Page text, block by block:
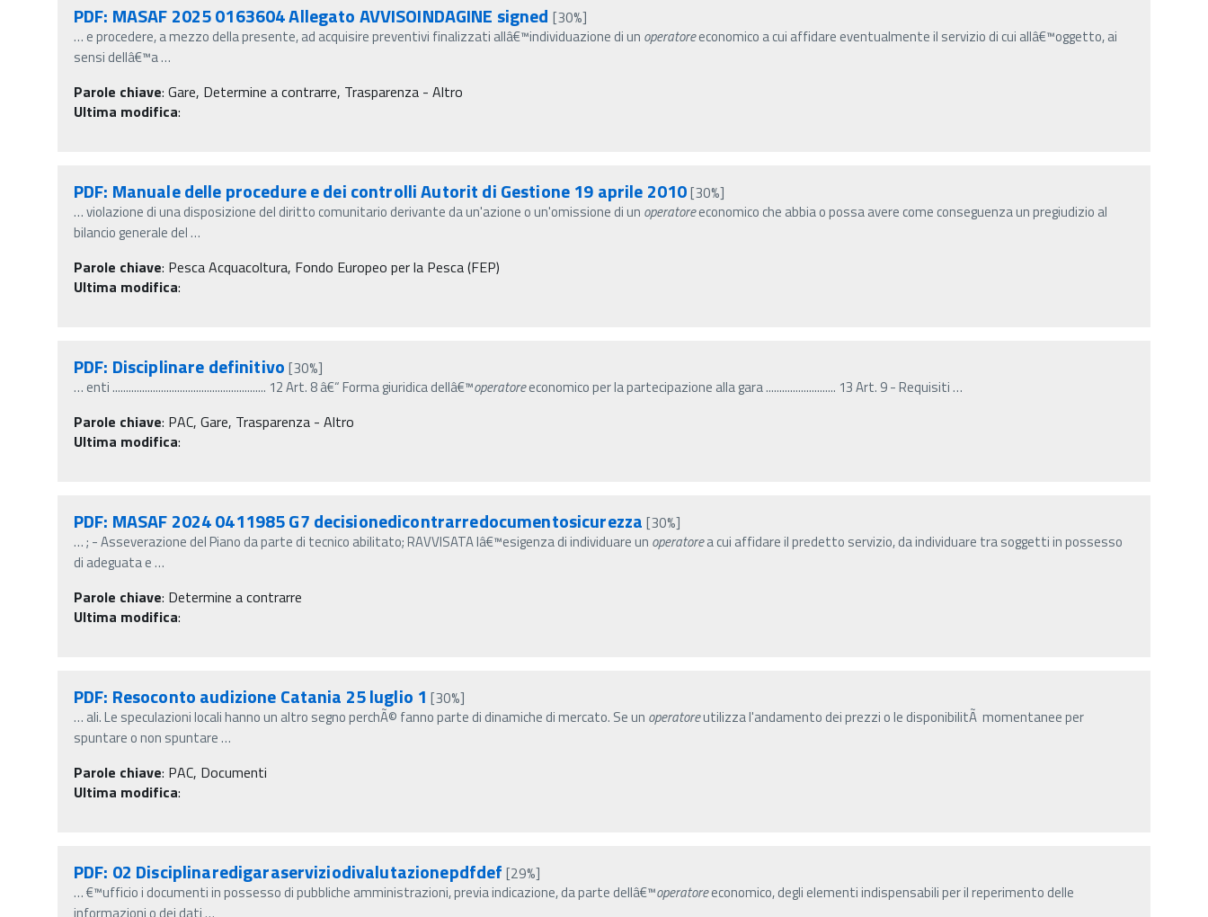
PDF: MASAF 2025 0163604 Allegato AVVISOINDAGINE signed [30%]
… e procedere, a mezzo della presente, ad acquisire preventivi finalizzati allâ€™individuazione di un operatoreeconomico a cui affidare eventualmente il servizio di cui allâ€™oggetto, ai
sensi dellâ€™a…
Parole chiave: Gare, Determine a contrarre, Trasparenza - Altro
Ultima modifica:
PDF: Manuale delle procedure e dei controlli Autorit di Gestione 19 aprile 2010[30%]
…violazione di una disposizione del diritto comunitario derivante da un'azione o un'omissione di un operatoreeconomico che abbia o possa avere come conseguenza un pregiudizio al
bilancio generale del…
Parole chiave: Pesca Acquacoltura, Fondo Europeo per la Pesca (FEP)
Ultima modifica:
PDF: Disciplinare definitivo [30%]
… enti ......................................................... 12 Art. 8 â€“ Forma giuridica dellâ€™operatoreeconomico per la partecipazione alla gara .......................... 13 Art. 9 - Requisiti…
Parole chiave: PAC, Gare, Trasparenza - Altro
Ultima modifica:
PDF: MASAF 2024 0411985 G7 decisionedicontrarredocumentosicurezza [30%]
…; - Asseverazione del Piano da parte di tecnico abilitato; RAVVISATA lâ€™esigenza di individuare un operatorea cui affidare il predetto servizio, da individuare tra soggetti in possesso
di adeguata e…
Parole chiave: Determine a contrarre
Ultima modifica:
PDF: Resoconto audizione Catania 25 luglio 1[30%]
… ali. Le speculazioni locali hanno un altro segno perchÃ© fanno parte di dinamiche di mercato. Se un operatoreutilizza l'andamento dei prezzi o le disponibilitÃ momentanee per
spuntare o non spuntare…
Parole chiave: PAC, Documenti
Ultima modifica:
PDF: 02 Disciplinaredigaraserviziodivalutazionepdfdef [29%]
…€™ufficio i documenti in possesso di pubbliche amministrazioni, previa indicazione, da parte dellâ€™operatoreeconomico, degli elementi indispensabili per il reperimento delle
informazioni o dei dati …